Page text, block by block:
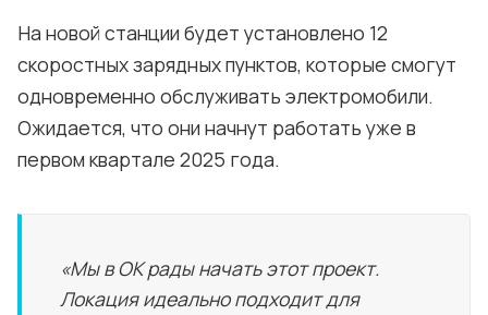
На новой станции будет установлено 12
скоростных зарядных пунктов, которые смогут
одновременно обслуживать электромобили.
Ожидается, что они начнут работать уже в
первом квартале 2025 года.
«Мы в OK рады начать этот проект.
Локация идеально подходит для